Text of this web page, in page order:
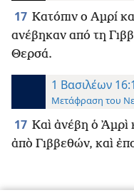
17 Κατόπιν ο Αμρί
ανέβηκαν από τη
Θερσά.
1 Βασιλέων
Μετάφραση του
17 Καὶ ἀνέβη ὁ
ἀπὸ Γιββεθών, καὶ